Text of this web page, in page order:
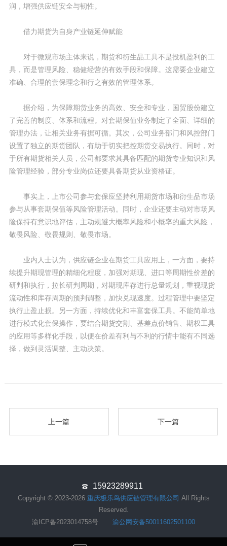
润，增强供应链安全与韧性。
借力期货为自身产业链延伸赋能
对于微观市场主体来说，期货和衍生品工具不是投机盈利的工
具，而是管理风险、稳健经营的有效手段和保障。这需要企业建立
准确、合理的套保理念和行之有效的管理体系。
据介绍，为保障期货业务的高效、安全和专业，国贸股份建立
了完善的制度、体系和流程。对套期保值业务制定了全面、详细的
管理办法，让相关业务有据可循。其次，公司业务部门和风控部门
设置了独立的期货团队，有助于切实把控期货交易执行。同时，对
于所有期货相关人员，公司都要求其具备匹配的期货专业知识和风
险管理经验，部分专业岗位还要具备期货从业资格证。
事实上，上市公司参与套保应坚持利用期货市场和衍生品市场
参与从事套期保值等风险管理活动。同时，企业还要主动对市场风
险保持有意识地评估，主动规避大概率风险和小概率的重大风险，
敬畏风险、敬畏规则、敬畏市场。
业内人士认为，供应链企业在期货工具应用上，一方面，要持
续提升期现管理的精细化程度，加强对期现、进口等周期性价差的
研判和执行，拉长研判周期，对期现库存进行总量规划，重视现货
流动性和库存周期的预判调整，加快兑现速度。过程管理中要坚定
执行止盈止损。另一方面，持续优化和丰富套保工具。不能简单地
进行模式化套保操作，要结合期货交割、基差点价销售、期权工具
的应用等多样化手段，以便在价差有利与不利的行情中能有不同选
择，做到灵活调整、主动决策。
上一篇 下一篇
15923289911
Copyright © 2023-2026 重庆极乐鸟供应链管理有限公司 All Rights
Reserved.
渝ICP备2023014758号
渝公网安备50011602501100